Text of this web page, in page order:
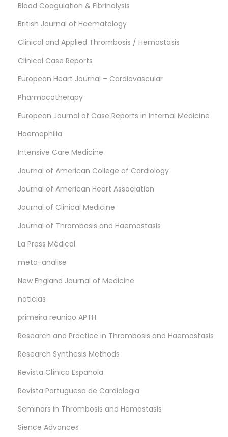
Blood Coagulation & Fibrinolysis
British Journal of Haematology
Clinical and Applied Thrombosis / Hemostasis
Clinical Case Reports
European Heart Journal – Cardiovascular
Pharmacotherapy
European Journal of Case Reports in Internal Medicine
Haemophilia
Intensive Care Medicine
Journal of American College of Cardiology
Journal of American Heart Association
Journal of Clinical Medicine
Journal of Thrombosis and Haemostasis
La Press Médical
meta-analise
New England Journal of Medicine
noticias
primeira reunião APTH
Research and Practice in Thrombosis and Haemostasis
Research Synthesis Methods
Revista Clínica Española
Revista Portuguesa de Cardiologia
Seminars in Thrombosis and Hemostasis
Sience Advances